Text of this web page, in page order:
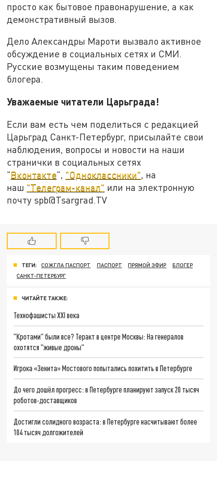
просто как бытовое правонарушение, а как
демонстративный вызов.
Дело Александры Мароти вызвало активное
обсуждение в социальных сетях и СМИ.
Русские возмущены таким поведением
блогера.
Уважаемые читатели Царьграда!
Если вам есть чем поделиться с редакцией
Царьград Санкт-Петербург, присылайте свои
наблюдения, вопросы и новости на наши
странички в социальных сетях
"Вконтакте", "Одноклассники" , на
наш "Телеграм-канал" или на электронную
почту spb@Tsargrad.TV
ТЕГИ: СОЖГЛА ПАСПОРТ ПАСПОРТ ПРЯМОЙ ЭФИР
БЛОГЕР
САНКТ-ПЕТЕРБУРГ
ЧИТАЙТЕ ТАКЖЕ:
Технофашисты XXI века
"Кротами" были все? Теракт в центре Москвы: На генералов
охотятся "живые дроны"
Игрока «Зенита» Мостового попытались похитить в Петербурге
До чего дошёл прогресс: в Петербурге планируют запуск 20 тысяч
роботов-доставщиков
Достигли солидного возраста: в Петербурге насчитывают более
104 тысяч долгожителей